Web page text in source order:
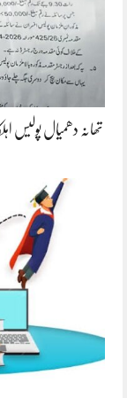
تھانہ دھمیال پولیس